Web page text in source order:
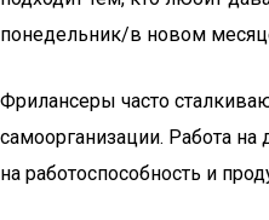
понедельник/в новом
Фрилансеры часто
самоорганизации. Работа на
на работоспособность и